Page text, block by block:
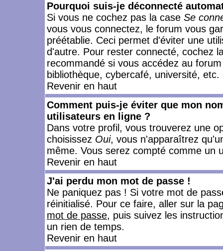
Pourquoi suis-je déconnecté
Si vous ne cochez pas la case Se
vous vous connectez, le forum vous
préétablie. Ceci permet d'éviter une
d'autre. Pour rester connecté, cochez
recommandé si vous accédez au
bibliothèque, cybercafé, université, etc.
Revenir en haut
Comment puis-je éviter que mon
utilisateurs en ligne ?
Dans votre profil, vous trouverez une
choisissez Oui, vous n'apparaîtrez
même. Vous serez compté comme un
Revenir en haut
J'ai perdu mon mot de passe !
Ne paniquez pas ! Si votre mot de
réinitialisé. Pour ce faire, aller sur la
mot de passe, puis suivez les
un rien de temps.
Revenir en haut